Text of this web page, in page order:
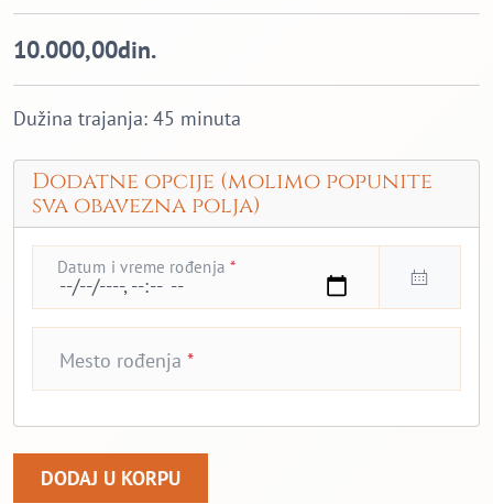
10.000,00din.
Dužina trajanja: 45 minuta
Dodatne opcije (molimo popunite
sva obavezna polja)
Datum i vreme rođenja *
Mesto rođenja *
Vaša Kriza tridesetih godina (audio snimak) količina
DODAJ U KORPU